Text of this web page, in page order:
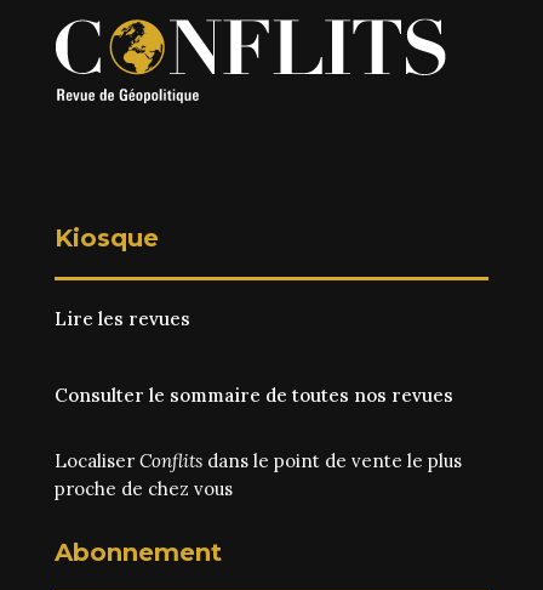
Kiosque
Lire les revues
Consulter le sommaire de toutes nos revues
Localiser Conflitsdans le point de vente le plus
proche de chez vous
Abonnement